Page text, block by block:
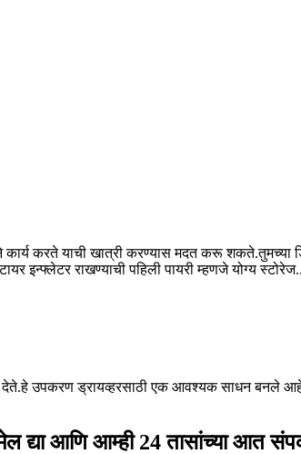
करते याची खात्री करण्यास मदत करू
इन्फ्लेटर राखण्याची पहिली पायरी म्हणजे योग्य
उपकरण ड्रायव्हरसाठी एक आवश्यक साधन बनले आहे
द्या आणि आम्ही 24 तासांच्या आत